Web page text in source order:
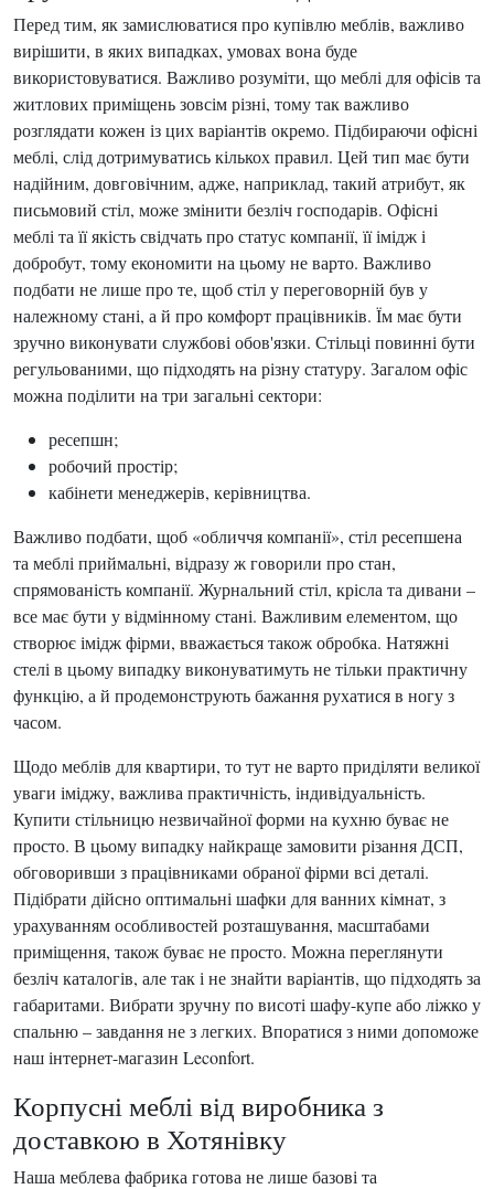
Перед тим, як замислюватися про купівлю меблів, важливо
вирішити, в яких випадках, умовах вона буде
використовуватися. Важливо розуміти, що меблі для офісів та
житлових приміщень зовсім різні, тому так важливо
розглядати кожен із цих варіантів окремо. Підбираючи офісні
меблі, слід дотримуватись кількох правил. Цей тип має бути
надійним, довговічним, адже, наприклад, такий атрибут, як
письмовий стіл, може змінити безліч господарів. Офісні
меблі та її якість свідчать про статус компанії, її імідж і
добробут, тому економити на цьому не варто. Важливо
подбати не лише про те, щоб стіл у переговорній був у
належному стані, а й про комфорт працівників. Їм має бути
зручно виконувати службові обов'язки. Стільці повинні бути
регульованими, що підходять на різну статуру. Загалом офіс
можна поділити на три загальні сектори:
ресепшн;
робочий простір;
кабінети менеджерів, керівництва.
Важливо подбати, щоб «обличчя компанії», стіл ресепшена
та меблі приймальні, відразу ж говорили про стан,
спрямованість компанії. Журнальний стіл, крісла та дивани –
все має бути у відмінному стані. Важливим елементом, що
створює імідж фірми, вважається також обробка. Натяжні
стелі в цьому випадку виконуватимуть не тільки практичну
функцію, а й продемонструють бажання рухатися в ногу з
часом.
Щодо меблів для квартири, то тут не варто приділяти великої
уваги іміджу, важлива практичність, індивідуальність.
Купити стільницю незвичайної форми на кухню буває не
просто. В цьому випадку найкраще замовити різання ДСП,
обговоривши з працівниками обраної фірми всі деталі.
Підібрати дійсно оптимальні шафки для ванних кімнат, з
урахуванням особливостей розташування, масштабами
приміщення, також буває не просто. Можна переглянути
безліч каталогів, але так і не знайти варіантів, що підходять за
габаритами. Вибрати зручну по висоті шафу-купе або ліжко у
спальню – завдання не з легких. Впоратися з ними допоможе
наш інтернет-магазин Leconfort.
Корпусні меблі від виробника з
доставкою в Хотянівку
Наша меблева фабрика готова не лише базові та